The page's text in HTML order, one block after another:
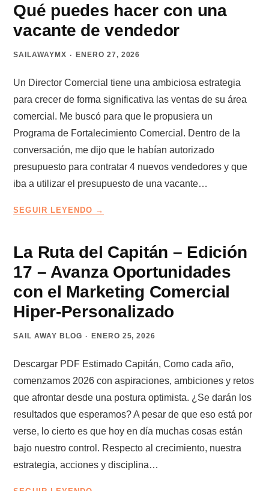
LOS
CLIENTES
QUE
SOLOS
Qué puedes hacer con una
vacante de vendedor
SAILAWAYMX ENERO 27, 2026
Un Director Comercial tiene una ambiciosa estrategia
para crecer de forma significativa las ventas de su área
comercial. Me buscó para que le propusiera un
Programa de Fortalecimiento Comercial. Dentro de la
conversación, me dijo que le habían autorizado
presupuesto para contratar 4 nuevos vendedores y que
iba a utilizar el presupuesto de una vacante…
SEGUIR LEYENDO
CON
UNA
VACANTE
DE
VENDEDOR
La Ruta del Capitán – Edición
17 – Avanza Oportunidades
con el Marketing Comercial
Hiper-Personalizado
SAIL AWAY BLOG ENERO 25, 2026
Descargar PDF Estimado Capitán, Como cada año,
comenzamos 2026 con aspiraciones, ambiciones y retos
que afrontar desde una postura optimista. ¿Se darán los
resultados que esperamos? A pesar de que eso está por
verse, lo cierto es que hoy en día muchas cosas están
bajo nuestro control. Respecto al crecimiento, nuestra
estrategia, acciones y disciplina…